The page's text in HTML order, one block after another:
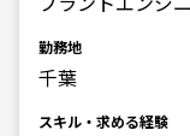
勤務地
千葉
スキル・求める経験